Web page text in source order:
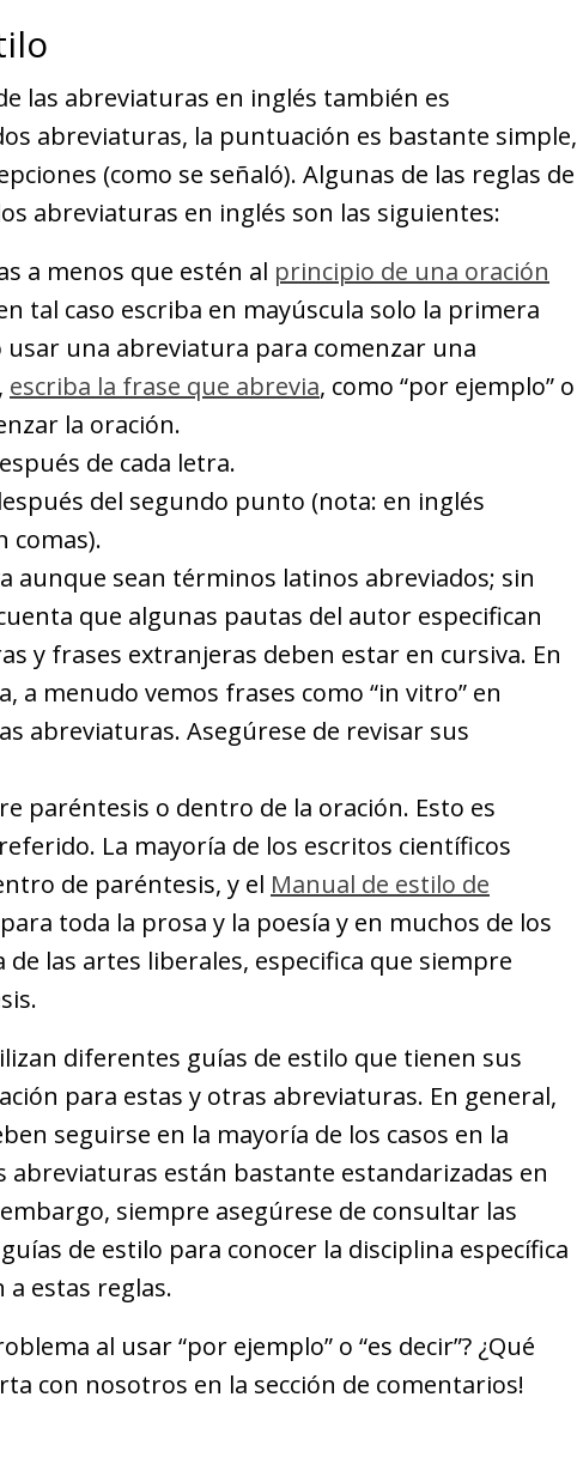
las abreviaturas en inglés también es
abreviaturas, la puntuación es bastante simple,
(como se señaló). Algunas de las reglas de
abreviaturas en inglés son las siguientes:
a menos que estén al principio de una oración
tal caso escriba en mayúscula solo la primera
usar una abreviatura para comenzar una
escriba la frase que abrevia, como “por ejemplo” o
la oración.
de cada letra.
del segundo punto (nota: en inglés
comas).
aunque sean términos latinos abreviados; sin
que algunas pautas del autor especifican
y frases extranjeras deben estar en cursiva. En
a menudo vemos frases como “in vitro” en
abreviaturas. Asegúrese de revisar sus
paréntesis o dentro de la oración. Esto es
La mayoría de los escritos científicos
de paréntesis, y el Manual de estilo de
toda la prosa y la poesía y en muchos de los
de las artes liberales, especifica que siempre
diferentes guías de estilo que tienen sus
para estas y otras abreviaturas. En general,
seguirse en la mayoría de los casos en la
abreviaturas están bastante estandarizadas en
siempre asegúrese de consultar las
de estilo para conocer la disciplina específica
a estas reglas.
al usar “por ejemplo” o “es decir”? ¿Qué
con nosotros en la sección de comentarios!